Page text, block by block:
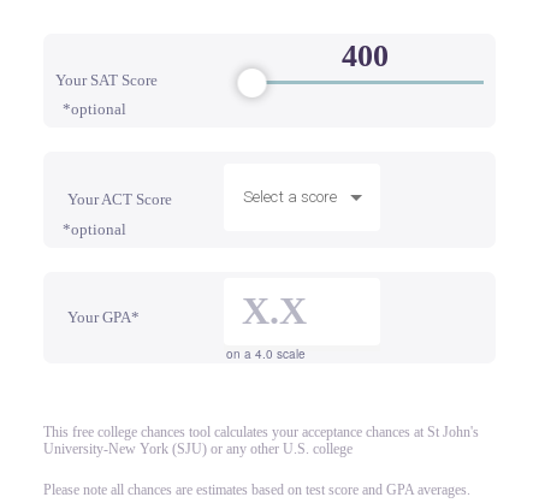
Your SAT Score
*optional
Your ACT Score
*optional
Select a score
Your GPA*
on a 4.0 scale
This free college chances tool calculates your acceptance chances at St John's
University-New York (SJU) or any other U.S. college
Please note all chances are estimates based on test score and GPA averages.